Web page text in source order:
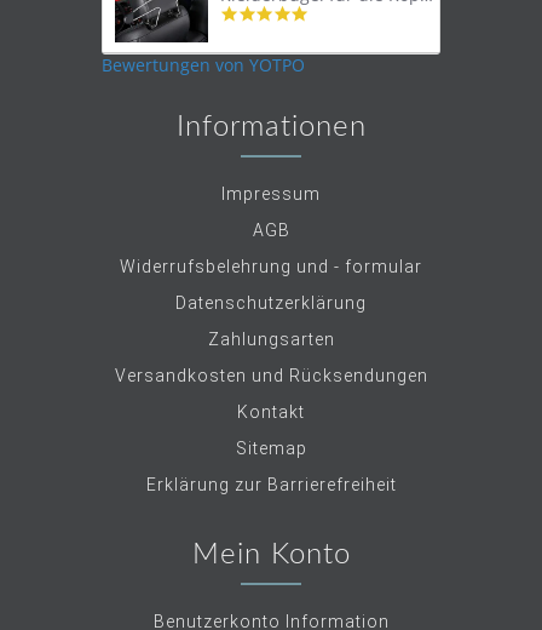
4.9
rating
Bewertungen von YOTPO
Informationen
Impressum
AGB
Widerrufsbelehrung und - formular
Datenschutzerklärung
Zahlungsarten
Versandkosten und Rücksendungen
Kontakt
Sitemap
Erklärung zur Barrierefreiheit
Mein Konto
Benutzerkonto Information